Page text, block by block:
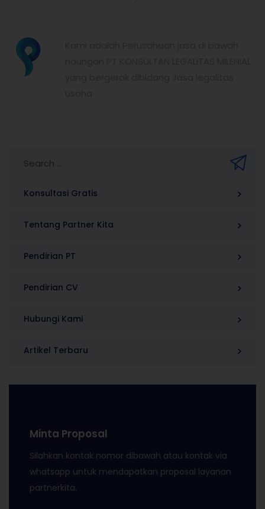
Konsultasi Gratis
Tentang Partner Kita
Pendirian PT
Pendirian CV
Hubungi Kami
Artikel Terbaru
Minta Proposal
Silahkan kontak nomor dibawah atau kontak via
whatsapp untuk mendapatkan proposal layanan
partnerkita.